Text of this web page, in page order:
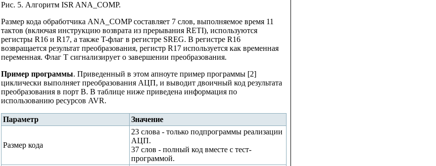
Рис. 5. Алгоритм ISR ANA_COMP.
Размер кода обработчика ANA_COMP составляет 7 слов, выполняемое время 11
тактов (включая инструкцию возврата из прерывания RETI), используются
регистры R16 и R17, а также T-флаг в регистре SREG. В регистре R16
возвращается результат преобразования, регистр R17 используется как временная
переменная. Флаг T сигнализирует о завершении преобразования.
Пример программы. Приведенный в этом апноуте пример программы [2]
циклически выполняет преобразования АЦП, и выводит двоичный код результата
преобразования в порт B. В таблице ниже приведена информация по
использованию ресурсов AVR.
Параметр Значение
Размер кода
23 слова - только подпрограммы реализации
АЦП.
37 слов - полный код вместе с тест-
программой.